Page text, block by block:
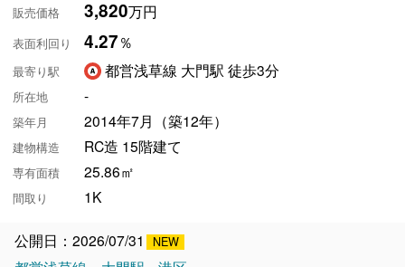
販売価格 3,820万円
表面利回り 4.27％
最寄り駅 都営浅草線 大門駅 徒歩3分
所在地 -
築年月 2014年7月（築12年）
建物構造 RC造 15階建て
専有面積 25.86㎡
間取り 1K
公開日：2026/07/31